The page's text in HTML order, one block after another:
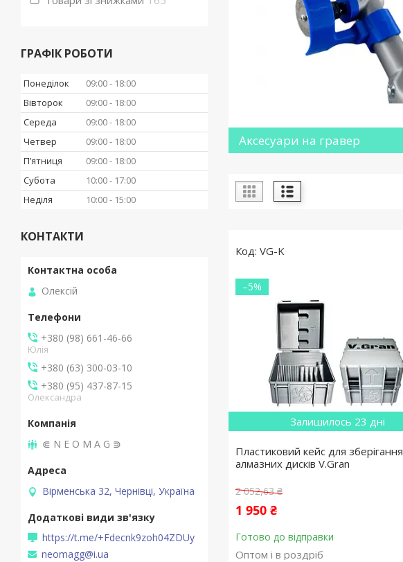
Аксесуари на гравер
VG-K
Залишилось 23 дні
–5%
Пластиковий кейс для зберігання
алмазних дисків V.Gran
2 052,63 ₴
1 950 ₴
Готово до відправки
Оптом і в роздріб
ГРАФІК РОБОТИ
Понеділок 09:00
18:00
Вівторок
09:00
18:00
Середа
09:00
18:00
Четвер
09:00
18:00
Пʼятниця
09:00
18:00
Субота
10:00
17:00
Неділя
10:00 15:00
КОНТАКТИ
Олексій
+380 (98) 661-46-66
Юлія
+380 (63) 300-03-10
+380 (95) 437-87-15
Олександра
⋐ N E O M A G ⋑
Вірменська 32, Чернівці, Україна
https://t.me/+Fdecnk9zoh04ZDUy
neomagg@i.ua